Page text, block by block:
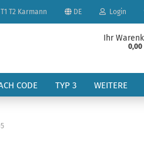
T2 Karmann DE Login
Ihr
0,00
CODE TYP 3 WEITERE